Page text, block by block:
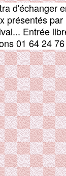
d'échanger
présentés
Entrée
01 64 24